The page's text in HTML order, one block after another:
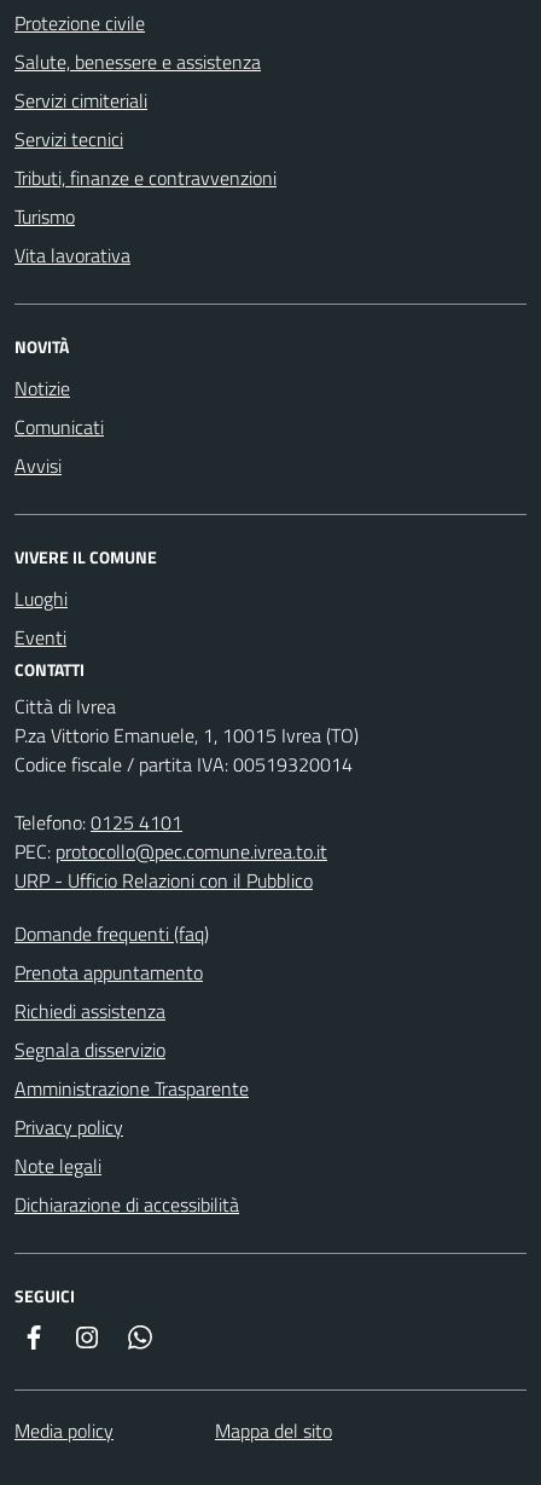
Protezione civile
Salute, benessere e assistenza
Servizi cimiteriali
Servizi tecnici
Tributi, finanze e contravvenzioni
Turismo
Vita lavorativa
NOVITÀ
Notizie
Comunicati
Avvisi
VIVERE IL COMUNE
Luoghi
Eventi
CONTATTI
Città di Ivrea
P.za Vittorio Emanuele, 1, 10015 Ivrea (TO)
Codice fiscale / partita IVA: 00519320014
Telefono:0125 4101
PEC: protocollo@pec.comune.ivrea.to.it
URP - Ufficio Relazioni con il Pubblico
Domande frequenti (faq)
Prenota appuntamento
Richiedi assistenza
Segnala disservizio
Amministrazione Trasparente
Privacy policy
Note legali
Dichiarazione di accessibilità
SEGUICI
Facebook Instagram
Media policy Mappa del sito